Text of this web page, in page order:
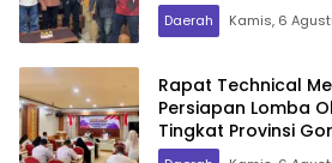
Daerah Kamis, 6
Rapat Technical
Persiapan Lomba
Tingkat Provinsi